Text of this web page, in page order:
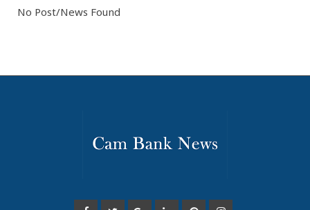
No Post/News Found